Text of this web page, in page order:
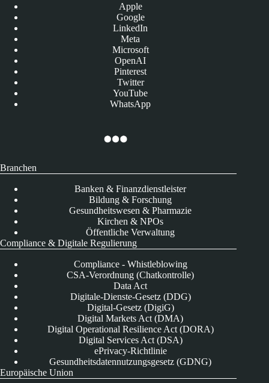
Apple
Google
LinkedIn
Meta
Microsoft
OpenAI
Pinterest
Twitter
YouTube
WhatsApp
Branchen
Banken & Finanzdienstleister
Bildung & Forschung
Gesundheitswesen & Pharmazie
Kirchen & NPOs
Öffentliche Verwaltung
Compliance & Digitale Regulierung
Compliance - Whistleblowing
CSA-Verordnung (Chatkontrolle)
Data Act
Digitale-Dienste-Gesetz (DDG)
Digital-Gesetz (DigiG)
Digital Markets Act (DMA)
Digital Operational Resilience Act (DORA)
Digital Services Act (DSA)
ePrivacy-Richtlinie
Gesundheitsdatennutzungsgesetz (GDNG)
Europäische Union